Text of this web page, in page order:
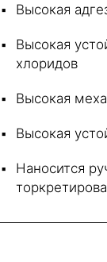
Высокая
Высокая
хлоридов
Высокая
Высокая
Наносится